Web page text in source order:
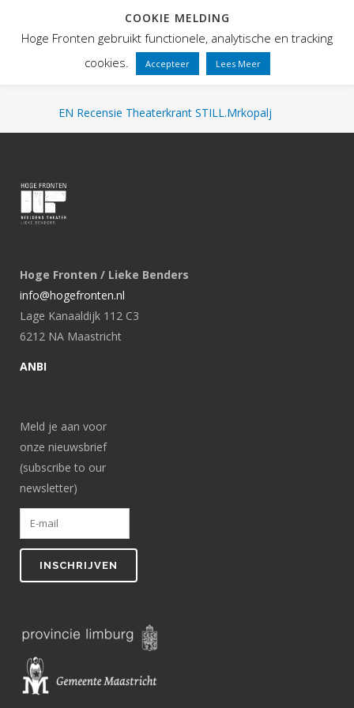
EN Recensie Theaterkrant STILL.Mrkopalj
Hoge Fronten / Lieke Benders
info@hogefronten.nl
Lage Kanaaldijk 112 C3
6212 NA Maastricht
ANBI
Meld je aan voor
onze nieuwsbrief
(subscribe to our
newsletter)
COOKIE MELDING
Hoge Fronten gebruikt functionele, analytische en tracking
cookies.
Accepteer Lees Meer